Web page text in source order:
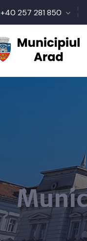
+40 257 281 850